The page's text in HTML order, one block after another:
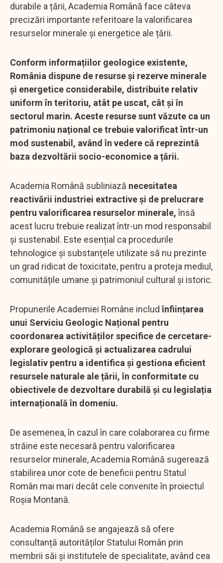
durabile a țării, Academia Română face câteva
precizări importante referitoare la valorificarea
resurselor minerale și energetice ale țării.
Conform informațiilor geologice existente,
România dispune de resurse și rezerve minerale
și energetice considerabile, distribuite relativ
uniform în teritoriu, atât pe uscat, cât și în
sectorul marin. Aceste resurse sunt văzute ca un
patrimoniu național ce trebuie valorificat într-un
mod sustenabil, având în vedere că reprezintă
baza dezvoltării socio-economice a țării.
Academia Română subliniază necesitatea
reactivării industriei extractive și de prelucrare
pentru valorificarea resurselor minerale,însă
acest lucru trebuie realizat într-un mod responsabil
și sustenabil. Este esențial ca procedurile
tehnologice și substanțele utilizate să nu prezinte
un grad ridicat de toxicitate, pentru a proteja mediul,
comunitățile umane și patrimoniul cultural și istoric.
Propunerile Academiei Române includînființarea
unui Serviciu Geologic Național pentru
coordonarea activităților specifice de cercetare-
explorare geologică și actualizarea cadrului
legislativ pentru a identifica și gestiona eficient
resursele naturale ale țării, în conformitate cu
obiectivele de dezvoltare durabilă și cu legislația
internațională în domeniu.
De asemenea, în cazul în care colaborarea cu firme
străine este necesară pentru valorificarea
resurselor minerale, Academia Română sugerează
stabilirea unor cote de beneficii pentru Statul
Român mai mari decât cele convenite în proiectul
Roșia Montană.
Academia Română se angajează să ofere
consultanță autorităților Statului Român prin
membrii săi și institutele de specialitate, având cea